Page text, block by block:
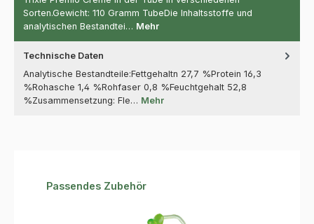
Sorten.Gewicht: 110 Gramm TubeDie Inhaltsstoffe und
analytischen Bestandtei… Mehr
Technische Daten
Analytische Bestandteile:Fettgehaltn 27,7 %Protein 16,3
%Rohasche 1,4 %Rohfaser 0,8 %Feuchtgehalt 52,8
%Zusammensetzung: Fle… Mehr
Produktgalerie überspringen
Passendes Zubehör